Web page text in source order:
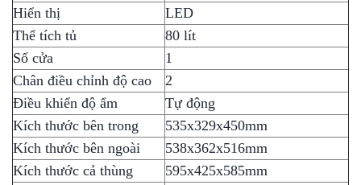
Hiển thị
LED
Thể tích tủ
80 lít
Số cửa
1
Chân điều chỉnh độ cao
2
Điều khiển độ ẩm
Tự động
Kích thước bên trong
535x329x450mm
Kích thước bên ngoài
538x362x516mm
Kích thước cả thùng
595x425x585mm